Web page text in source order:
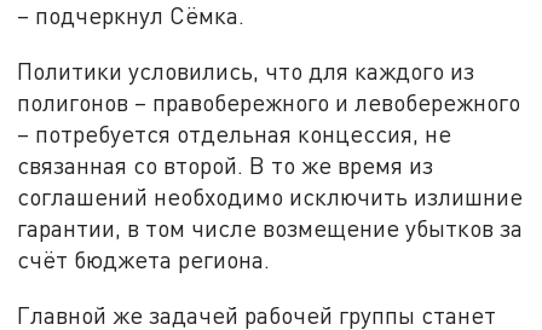
– подчеркнул Сёмка.
Политики условились, что для каждого из
полигонов – правобережного и левобережного
– потребуется отдельная концессия, не
связанная со второй. В то же время из
соглашений необходимо исключить излишние
гарантии, в том числе возмещение убытков за
счёт бюджета региона.
Главной же задачей рабочей группы станет